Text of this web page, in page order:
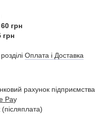
60 грн
грн
Оплата і Доставка
рахунок підприємства
Pay